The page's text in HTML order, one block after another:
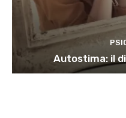
Autostima: il